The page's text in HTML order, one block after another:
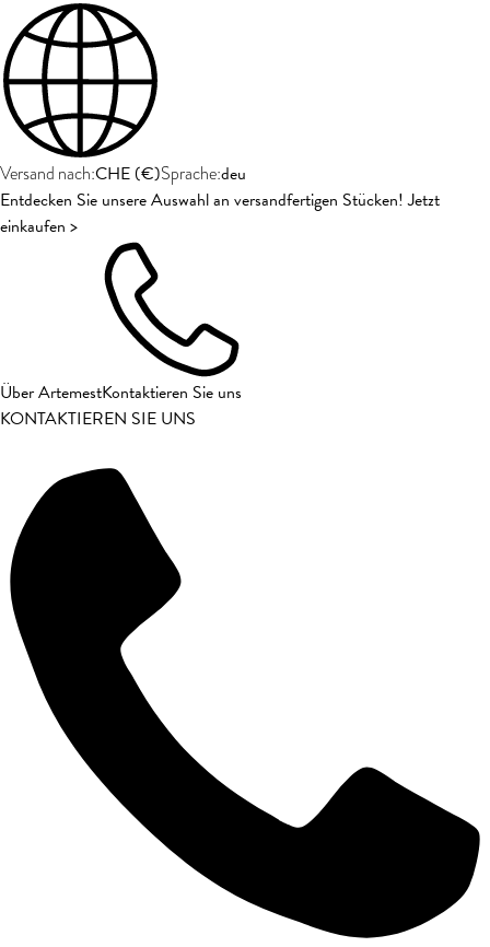
Versand nach:CHE (€)Sprache:deu
Entdecken Sie unsere Auswahl an versandfertigen Stücken! Jetzt
einkaufen >
Über ArtemestKontaktieren Sie uns
KONTAKTIEREN SIE UNS